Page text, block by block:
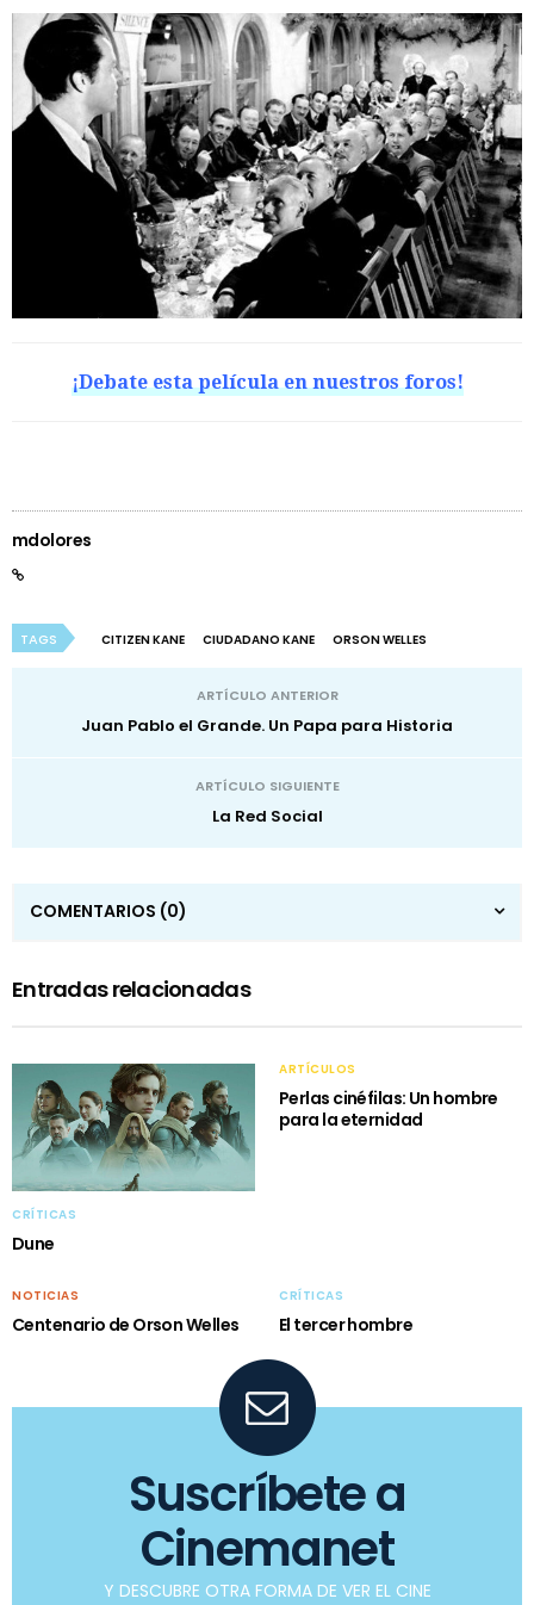
¡Debate esta película en nuestros foros!
mdolores
TAGS CITIZEN KANE CIUDADANO KANE ORSON WELLES
ARTÍCULO ANTERIOR
Juan Pablo el Grande. Un Papa para Historia
ARTÍCULO SIGUIENTE
La Red Social
COMENTARIOS (0)
Entradas relacionadas
CRÍTICAS
Dune
ARTÍCULOS
Perlas cinéfilas: Un hombre
para la eternidad
NOTICIAS
Centenario de Orson Welles
CRÍTICAS
El tercer hombre
Suscríbete a
Cinemanet
Y DESCUBRE OTRA FORMA DE VER EL CINE